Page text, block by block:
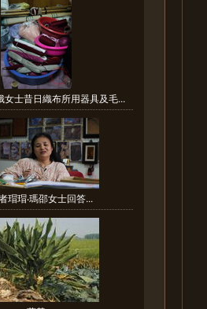
女士昔日織布所用器具及毛...
瑁瑁‧瑪邵女士回答...